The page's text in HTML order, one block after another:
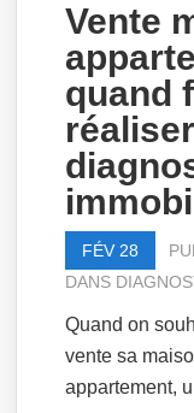
Vente
quand
FÉV 28
DANS
Quand on
vente sa
appartement,